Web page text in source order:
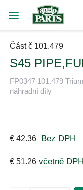
Část č 101.479
S45
FP0347 101.479
náhradní díly
€ 42.36 Bez DPH
€ 51.26 včetně